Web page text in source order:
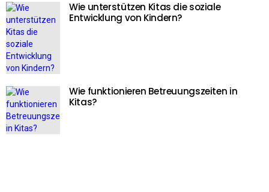
Wie unterstützen Kitas die soziale
Entwicklung von Kindern?
Wie funktionieren Betreuungszeiten in
Kitas?